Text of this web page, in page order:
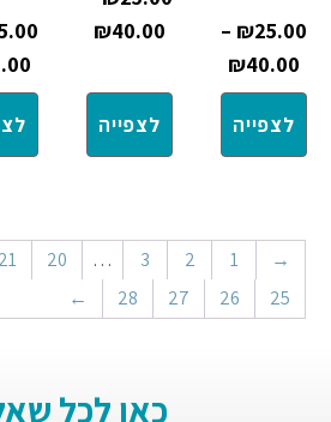
₪25.00
–
₪40.00
לצפייה
₪40.00
לצפייה
→
1
2
3
…
20
21
25
26
27
28
←
כאן לכל